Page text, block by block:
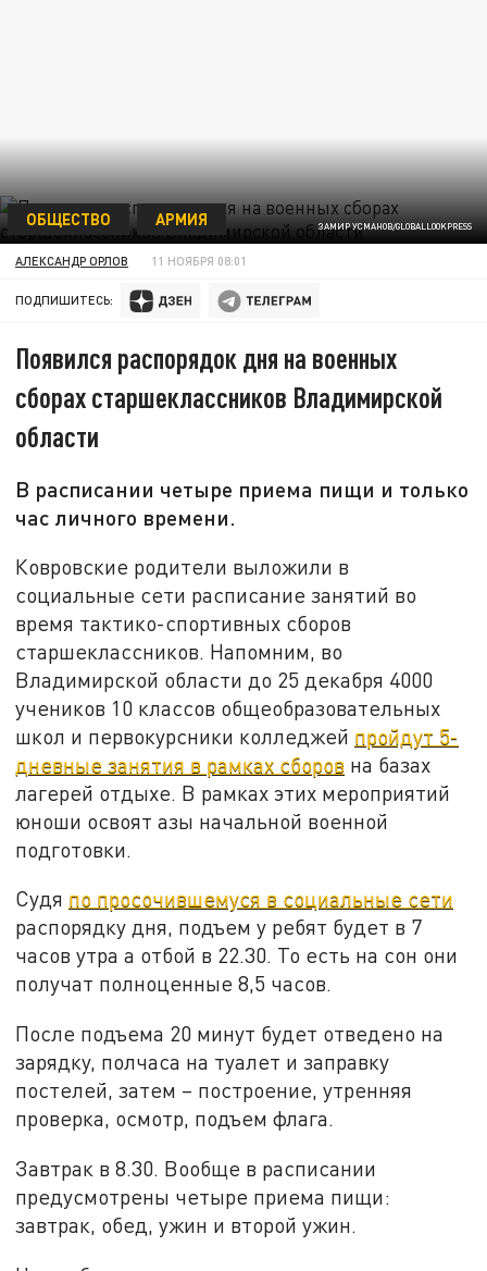
ЗАМИР УСМАНОВ/GLOBALLOOKPRESS
ОБЩЕСТВО АРМИЯ
АЛЕКСАНДР ОРЛОВ 11 НОЯБРЯ 08:01
ПОДПИШИТЕСЬ:
Появился распорядок дня на военных
сборах старшеклассников Владимирской
области
В расписании четыре приема пищи и только
час личного времени.
Ковровские родители выложили в
социальные сети расписание занятий во
время тактико-спортивных сборов
старшеклассников. Напомним, во
Владимирской области до 25 декабря 4000
учеников 10 классов общеобразовательных
школ и первокурсники колледжей пройдут 5-
дневные занятия в рамках сборов на базах
лагерей отдыхе. В рамках этих мероприятий
юноши освоят азы начальной военной
подготовки.
Судя по просочившемуся в социальные сети
распорядку дня, подъем у ребят будет в 7
часов утра а отбой в 22.30. То есть на сон они
получат полноценные 8,5 часов.
После подъема 20 минут будет отведено на
зарядку, полчаса на туалет и заправку
постелей, затем – построение, утренняя
проверка, осмотр, подъем флага.
Завтрак в 8.30. Вообще в расписании
предусмотрены четыре приема пищи:
завтрак, обед, ужин и второй ужин.